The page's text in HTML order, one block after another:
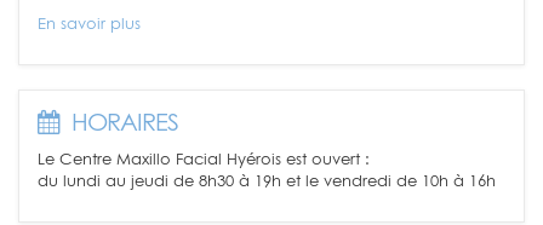
En savoir plus
HORAIRES
Le Centre Maxillo Facial Hyérois est ouvert :
du lundi au jeudi de 8h30 à 19h et le vendredi de 10h à 16h